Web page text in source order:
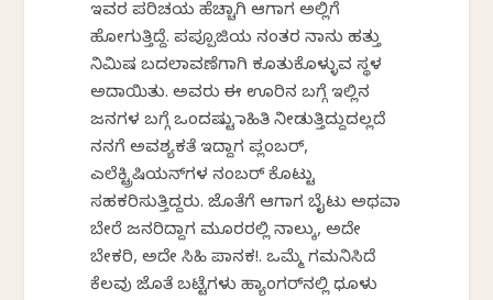
ಇವರ ಪರಿಚಯ ಹೆಚ್ಚಾಗಿ ಆಗಾಗ ಅಲ್ಲಿಗೆ
ಹೋಗುತ್ತಿದ್ದೆ. ಪಪ್ಪೂಜಿಯ ನಂತರ ನಾನು ಹತ್ತು
ನಿಮಿಷ ಬದಲಾವಣೆಗಾಗಿ ಕೂತುಕೊಳ್ಳುವ ಸ್ಥಳ
ಅದಾಯಿತು. ಅವರು ಈ ಊರಿನ ಬಗ್ಗೆ ಇಲ್ಲಿನ
ಜನಗಳ ಬಗ್ಗೆ ಒಂದಷ್ಟು ಮಾಹಿತಿ ನೀಡುತ್ತಿದ್ದುದಲ್ಲದೆ
ನನಗೆ ಅವಶ್ಯಕತೆ ಇದ್ದಾಗ ಪ್ಲಂಬರ್,
ಎಲೆಕ್ಟ್ರಿಷಿಯನ್‌ಗಳ ನಂಬರ್ ಕೊಟ್ಟು
ಸಹಕರಿಸುತ್ತಿದ್ದರು. ಜೊತೆಗೆ ಆಗಾಗ ಬೈಟು ಅಥವಾ
ಬೇರೆ ಜನರಿದ್ದಾಗ ಮೂರರಲ್ಲಿ ನಾಲ್ಕು, ಅದೇ
ಬೇಕರಿ, ಅದೇ ಸಿಹಿ ಪಾನಕ!. ಒಮ್ಮೆ ಗಮನಿಸಿದೆ
ಕೆಲವು ಜೊತೆ ಬಟ್ಟೆಗಳು ಹ್ಯಾಂಗರ್‌ನಲ್ಲಿ ಧೂಳು